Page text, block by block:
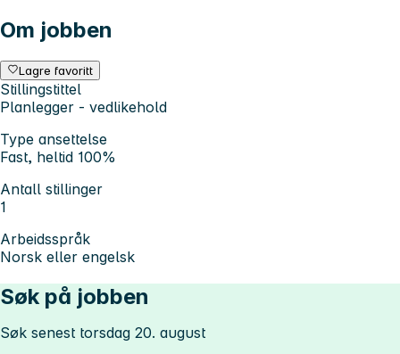
Om jobben
Lagre favoritt
Stillingstittel
Planlegger - vedlikehold
Type ansettelse
Fast, heltid 100%
Antall stillinger
1
Arbeidsspråk
Norsk eller engelsk
Søk på jobben
Søk senest torsdag 20. august